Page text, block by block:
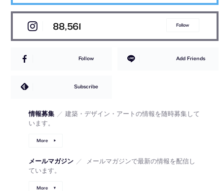
88,561 Follow
Follow Add Friends
Subscribe
情報募集 ／ 建築・デザイン・アートの情報を随時募集して
います。
More
メールマガジン ／
メールマガジンで最新の情報を配信し
ています。
More